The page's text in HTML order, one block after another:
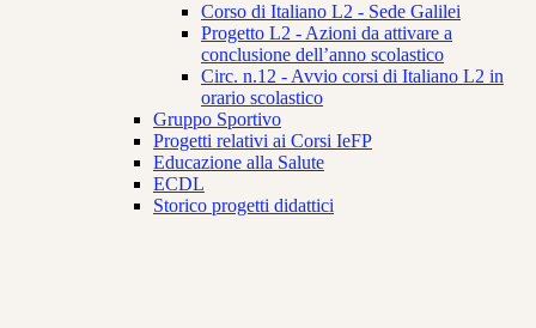
Corso di Italiano L2 - Sede Galilei
Progetto L2 - Azioni da attivare a
conclusione dell’anno scolastico
Circ. n.12 - Avvio corsi di Italiano L2 in
orario scolastico
Gruppo Sportivo
Progetti relativi ai Corsi IeFP
Educazione alla Salute
ECDL
Storico progetti didattici